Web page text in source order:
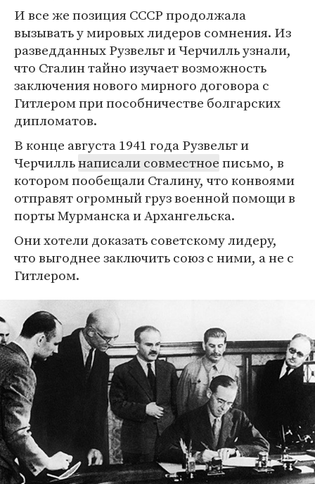
И все же позиция СССР продолжала
вызывать у мировых лидеров сомнения. Из
разведданных Рузвельт и Черчилль узнали,
что Сталин тайно изучает возможность
заключения нового мирного договора с
Гитлером при пособничестве болгарских
дипломатов.
В конце августа 1941 года Рузвельт и
Черчилльнаписали совместноеписьмо, в
котором пообещали Сталину, что конвоями
отправят огромный груз военной помощи в
порты Мурманска и Архангельска.
Они хотели доказать советскому лидеру,
что выгоднее заключить союз с ними, а не с
Гитлером.